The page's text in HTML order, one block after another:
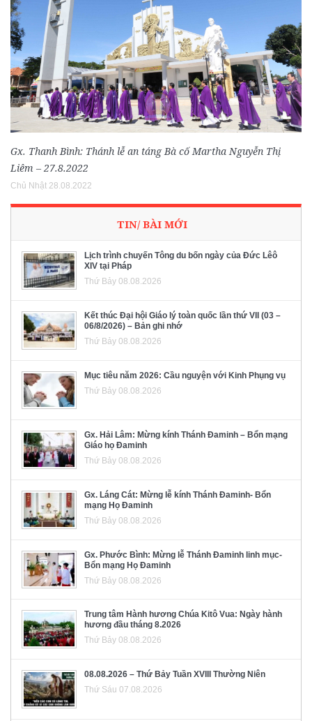
Gx. Thanh Bình: Thánh lễ an táng Bà cố Martha Nguyễn Thị
Liêm – 27.8.2022
Chủ Nhật 28.08.2022
TIN/ BÀI MỚI
Lịch trình chuyến Tông du bốn ngày của Đức Lêô
XIV tại Pháp
Thứ Bảy 08.08.2026
Kết thúc Đại hội Giáo lý toàn quốc lần thứ VII (03 –
06/8/2026) – Bản ghi nhớ
Thứ Bảy 08.08.2026
Mục tiêu năm 2026: Cầu nguyện với Kinh Phụng vụ
Thứ Bảy 08.08.2026
Gx. Hải Lâm: Mừng kính Thánh Đaminh – Bổn mạng
Giáo họ Đaminh
Thứ Bảy 08.08.2026
Gx. Láng Cát: Mừng lễ kính Thánh Đaminh- Bổn
mạng Họ Đaminh
Thứ Bảy 08.08.2026
Gx. Phước Bình: Mừng lễ Thánh Đaminh linh mục-
Bổn mạng Họ Đaminh
Thứ Bảy 08.08.2026
Trung tâm Hành hương Chúa Kitô Vua: Ngày hành
hương đầu tháng 8.2026
Thứ Bảy 08.08.2026
08.08.2026 – Thứ Bảy Tuần XVIII Thường Niên
Thứ Sáu 07.08.2026